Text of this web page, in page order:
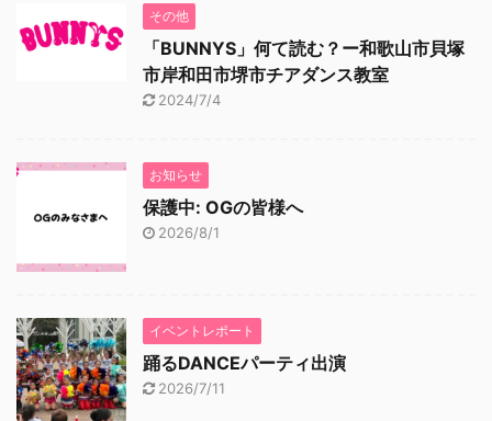
その他
「BUNNYS」何て読む？ー和歌山市貝塚
市岸和田市堺市チアダンス教室
2024/7/4
お知らせ
保護中: OGの皆様へ
2026/8/1
イベントレポート
踊るDANCEパーティ出演
2026/7/11